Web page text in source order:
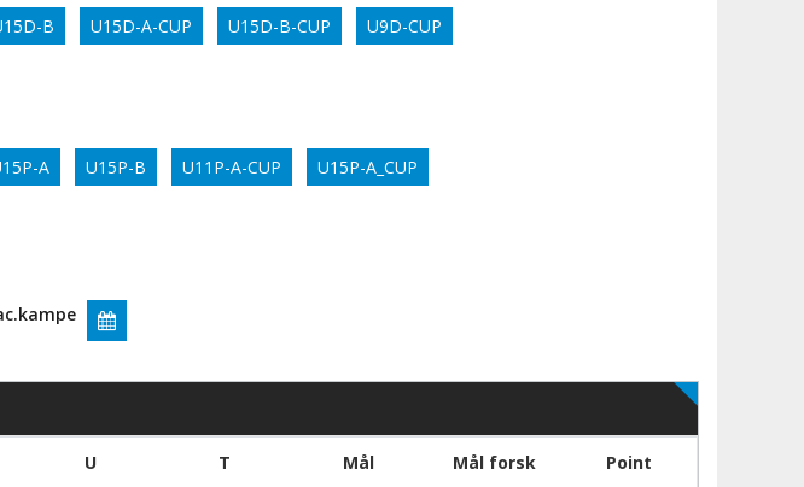
B U15D-A-CUP U15D-B-CUP U9D-CUP
A U15P-B U11P-A-CUP U15P-A_CUP
U T Mål Mål forsk Point